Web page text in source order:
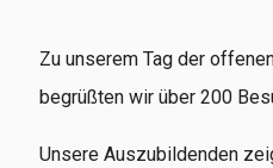
Zu unserem Tag der
begrüßten wir über 200
Unsere Auszubildenden